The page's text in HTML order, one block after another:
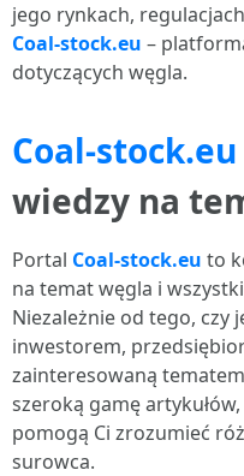
jego rynkach,
Coal-stock.eu –
dotyczących węgla.
Coal-stock.eu
wiedzy na
Portal Coal-stock.eu to
na temat węgla i
Niezależnie od tego, czy
inwestorem,
zainteresowaną
szeroką gamę
pomogą Ci zrozumieć
surowca.